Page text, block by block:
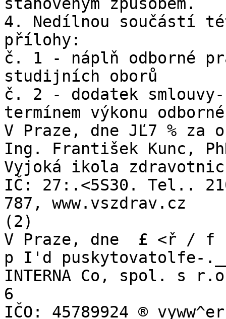
4. Nedílnou součástí
přílohy:
č. 1 - náplň odborné
studijních oborů
č. 2 - dodatek smlouvy-
termínem výkonu
V Praze, dne JĽ7 % za
Ing. František Kunc,
Vyjoká ikola
IČ: 27:.<5S30. Tel..
787, www.vszdrav.cz
(2)
V Praze, dne  £ <ř / f
p I'd puskytovatolfe-
INTERNA Co, spol. s
6
IČO: 45789924 ®